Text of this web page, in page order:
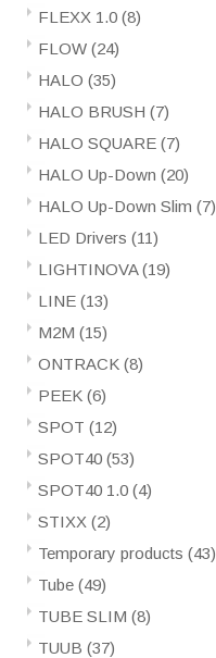
FLEXX 1.0 (8)
FLOW (24)
HALO (35)
HALO BRUSH (7)
HALO SQUARE (7)
HALO Up-Down (20)
HALO Up-Down Slim (7)
LED Drivers (11)
LIGHTINOVA(19)
LINE (13)
M2M (15)
ONTRACK (8)
PEEK (6)
SPOT (12)
SPOT40 (53)
SPOT40 1.0 (4)
STIXX (2)
Temporary products (43)
Tube (49)
TUBE SLIM (8)
TUUB (37)